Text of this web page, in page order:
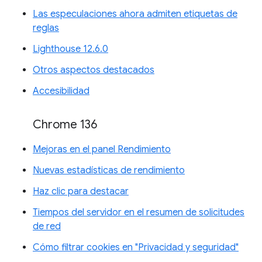
Las especulaciones ahora admiten etiquetas de
reglas
Lighthouse 12.6.0
Otros aspectos destacados
Accesibilidad
Chrome 136
Mejoras en el panel Rendimiento
Nuevas estadísticas de rendimiento
Haz clic para destacar
Tiempos del servidor en el resumen de solicitudes
de red
Cómo filtrar cookies en "Privacidad y seguridad"